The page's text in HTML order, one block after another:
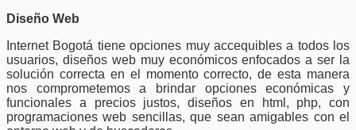
Diseño Web
Internet Bogotá tiene opciones muy accequibles a todos los
usuarios, diseños web muy económicos enfocados a ser la
solución correcta en el momento correcto, de esta manera
nos comprometemos a brindar opciones económicas y
funcionales a precios justos, diseños en html, php, con
programaciones web sencillas, que sean amigables con el